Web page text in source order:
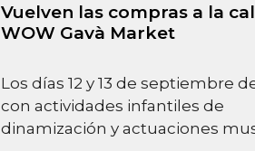
Vuelven las compras a la
WOW Gavà Market
Los días 12 y 13 de septiembre
con actividades infantiles de
dinamización y actuaciones